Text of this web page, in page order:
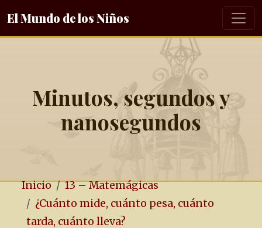
El Mundo de los Niños
Minutos, segundos y
nanosegundos
Inicio
13 – Matemágicas
¿Cuánto mide, cuánto pesa, cuánto
tarda, cuánto lleva?